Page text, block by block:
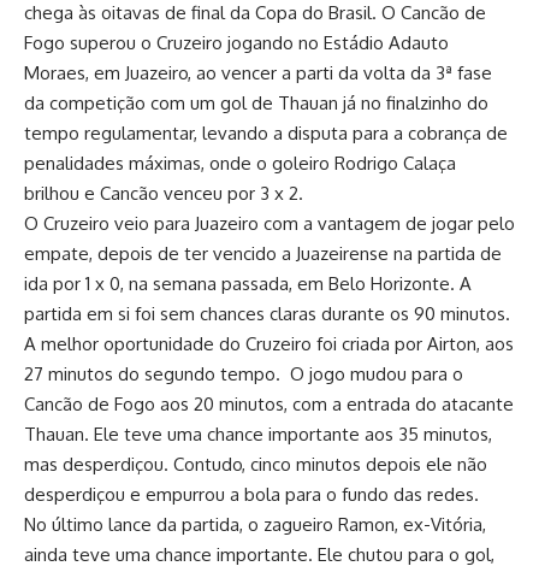
chega às oitavas de final da Copa do Brasil. O Cancão de
Fogo superou o Cruzeiro jogando no Estádio Adauto
Moraes, em Juazeiro, ao vencer a parti da volta da 3ª fase
da competição com um gol de Thauan já no finalzinho do
tempo regulamentar, levando a disputa para a cobrança de
penalidades máximas, onde o goleiro Rodrigo Calaça
brilhou e Cancão venceu por 3 x 2.
O Cruzeiro veio para Juazeiro com a vantagem de jogar pelo
empate, depois de ter vencido a Juazeirense na partida de
ida por 1 x 0, na semana passada, em Belo Horizonte. A
partida em si foi sem chances claras durante os 90 minutos.
A melhor oportunidade do Cruzeiro foi criada por Airton, aos
27 minutos do segundo tempo. O jogo mudou para o
Cancão de Fogo aos 20 minutos, com a entrada do atacante
Thauan. Ele teve uma chance importante aos 35 minutos,
mas desperdiçou. Contudo, cinco minutos depois ele não
desperdiçou e empurrou a bola para o fundo das redes.
No último lance da partida, o zagueiro Ramon, ex-Vitória,
ainda teve uma chance importante. Ele chutou para o gol,